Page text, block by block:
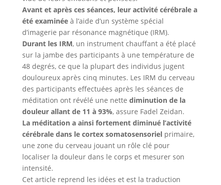
Avant et après ces séances, leur activité cérébrale a
été examinée à l’aide d’un système spécial
d’imagerie par résonance magnétique (IRM).
Durant les IRM, un instrument chauffant a été placé
sur la jambe des participants à une température de
48 degrés, ce que la plupart des individus jugent
douloureux après cinq minutes. Les IRM du cerveau
des participants effectuées après les séances de
méditation ont révélé une nette diminution de la
douleur allant de 11 à 93%, assure Fadel Zeidan.
La méditation a ainsi fortement diminué l’activité
cérébrale dans le cortex somatosensoriel primaire,
une zone du cerveau jouant un rôle clé pour
localiser la douleur dans le corps et mesurer son
intensité.
Cet article reprend les idées et est la traduction